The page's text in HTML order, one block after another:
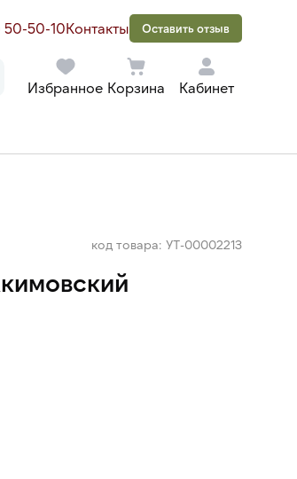
50-50-10Контакты Оставить отзыв
Избранное Корзина Кабинет
код товара: УТ-00002213